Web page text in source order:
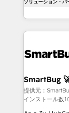
の一部をAIが
Breeze・
運用ルール・成
革を、構想か
の統合・浸透・変
計・構築：リ
計・導線設計
Operating
and engineer
revenue velocity. 🚀 GTM Strategy &
stalling
Scalable
across all
Accreditations. AI-Powered RevOps:
ソリューション・パ
SmartBug
Experts
提供元：
インストール数